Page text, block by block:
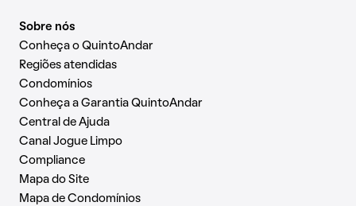
Sobre nós
Conheça o QuintoAndar
Regiões atendidas
Condomínios
Conheça a Garantia QuintoAndar
Central de Ajuda
Canal Jogue Limpo
Compliance
Mapa do Site
Mapa de Condomínios